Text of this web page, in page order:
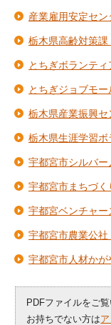
産業雇用安定セン
栃木県高齢対策課
とちぎボランテ
とちぎジョブモー
栃木県産業振興セ
栃木県生涯学習
宇都宮市シルバー
宇都宮市まちづ
宇都宮ベンチャー
宇都宮市農業公社
宇都宮市人材かが
PDFファイルをご
お持ちでない方は